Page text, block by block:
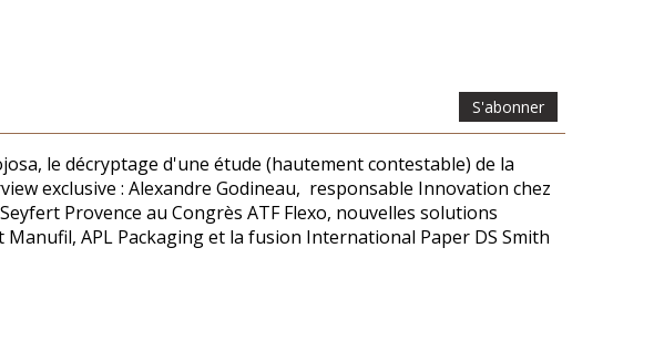
S'abonner
le décryptage d'une étude (hautement contestable) de la
exclusive : Alexandre Godineau, responsable Innovation chez
Provence au Congrès ATF Flexo, nouvelles solutions
APL Packaging et la fusion International Paper DS Smith